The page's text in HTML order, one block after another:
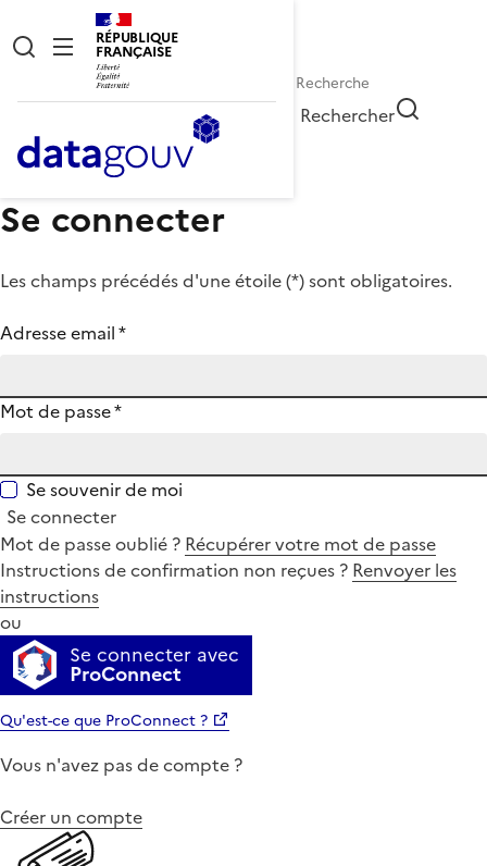
RÉPUBLIQUE
FRANÇAISE
Rechercher
Se connecter
Les champs précédés d'une étoile (*) sont obligatoires.
Adresse email*
Mot de passe*
Se souvenir de moi
Se connecter
Mot de passe oublié ? Récupérer votre mot de passe
Instructions de confirmation non reçues ? Renvoyer les
instructions
ou
Se connecter avec
ProConnect
Qu'est-ce que ProConnect ?
Vous n'avez pas de compte ?
Créer un compte